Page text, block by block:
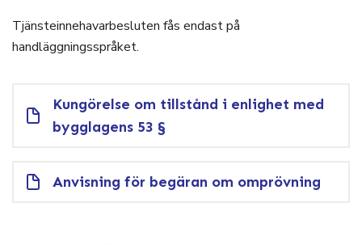
Tjänsteinnehavarbesluten fås endast på
handläggningsspråket.
Kungörelse om tillstånd i enlighet med
bygglagens 53 §
Anvisning för begäran om omprövning